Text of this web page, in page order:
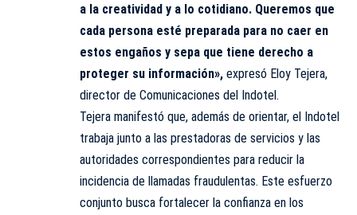
a la creatividad y a lo cotidiano. Queremos que
cada persona esté preparada para no caer en
estos engaños y sepa que tiene derecho a
proteger su información», expresó Eloy Tejera,
director de Comunicaciones del Indotel.
Tejera manifestó que, además de orientar, el Indotel
trabaja junto a las prestadoras de servicios y las
autoridades correspondientes para reducir la
incidencia de llamadas fraudulentas. Este esfuerzo
conjunto busca fortalecer la confianza en los